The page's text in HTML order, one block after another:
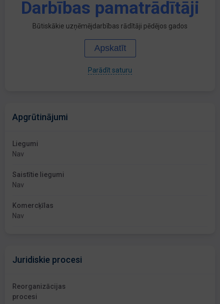
Darbības pamatrādītāji
Būtiskākie uzņēmējdarbības rādītāji pēdējos gados
Apskatīt
Parādīt saturu
Apgrūtinājumi
Liegumi
Nav
Saistītie liegumi
Nav
Komercķīlas
Nav
Juridiskie procesi
Reorganizācijas
procesi